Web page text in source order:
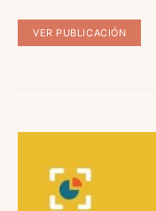
VER PUBLICACIÓN